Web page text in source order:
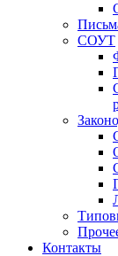
СОУТ
Контакты